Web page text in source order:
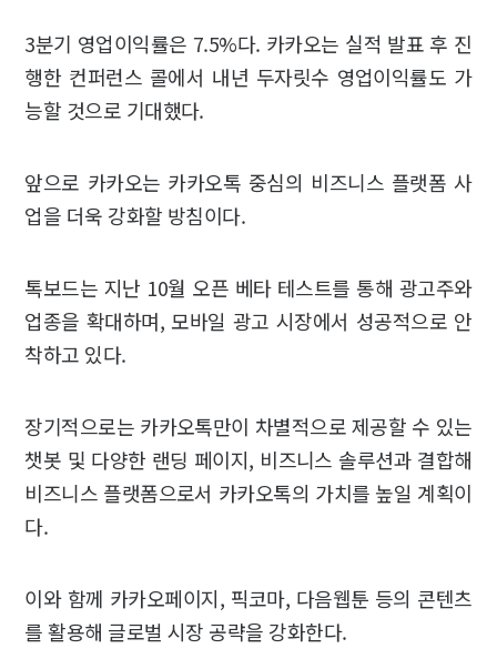
3분기 영업이익률은 7.5%다. 카카오는 실적 발표 후 진
행한 컨퍼런스 콜에서 내년 두자릿수 영업이익률도 가
능할 것으로 기대했다.
앞으로 카카오는 카카오톡 중심의 비즈니스 플랫폼 사
업을 더욱 강화할 방침이다.
톡보드는 지난 10월 오픈 베타 테스트를 통해 광고주와
업종을 확대하며, 모바일 광고 시장에서 성공적으로 안
착하고 있다.
장기적으로는 카카오톡만이 차별적으로 제공할 수 있는
챗봇 및 다양한 랜딩 페이지, 비즈니스 솔루션과 결합해
비즈니스 플랫폼으로서 카카오톡의 가치를 높일 계획이
다.
이와 함께 카카오페이지, 픽코마, 다음웹툰 등의 콘텐츠
를 활용해 글로벌 시장 공략을 강화한다.